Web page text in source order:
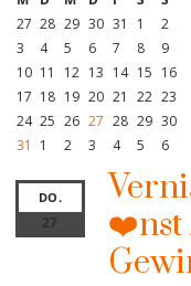
27 28 29 30 31 1
2
3
4 5 6 7 8
9
10 11 12 13 14 15 16
17 18 19 20 21 22 23
24 25 26 27 28 29 30
31
1 2 3 4 5 6
DO.
27
❤️nst